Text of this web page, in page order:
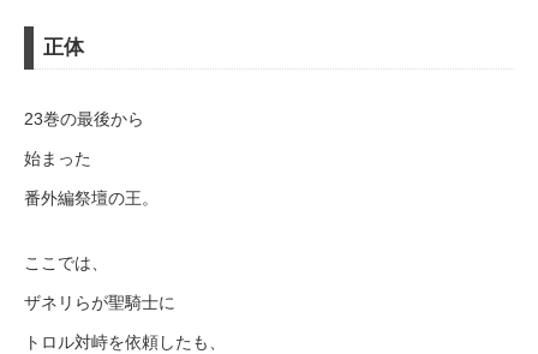
正体
23巻の最後から
始まった
番外編祭壇の王。
ここでは、
ザネリらが聖騎士に
トロル対峙を依頼したも、